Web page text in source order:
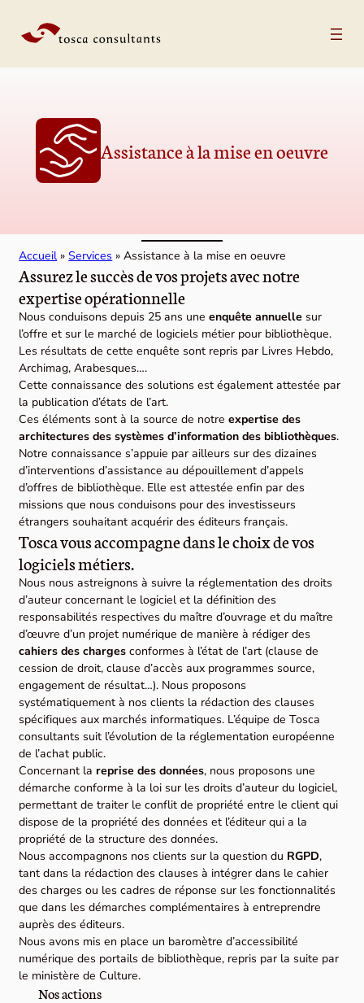
Assistance à la mise en oeuvre
Accueil »Services »Assistance à la mise en oeuvre
Assurez le succès de vos projets avec notre
expertise opérationnelle
Nous conduisons depuis 25 ans uneenquête annuelle sur
l’offre et sur le marché de logiciels métier pour bibliothèque.
Les résultats de cette enquête sont repris par Livres Hebdo,
Archimag, Arabesques….
Cette connaissance des solutions est également attestée par
la publication d’états de l’art.
Ces éléments sont à la source de notreexpertise des
architectures des systèmes d’information des bibliothèques.
Notre connaissance s’appuie par ailleurs sur des dizaines
d’interventions d’assistance au dépouillement d’appels
d’offres de bibliothèque. Elle est attestée enfin par des
missions que nous conduisons pour des investisseurs
étrangers souhaitant acquérir des éditeurs français.
Tosca vous accompagne dans le choix de vos
logiciels métiers.
Nous nous astreignons à suivre la réglementation des droits
d’auteur concernant le logiciel et la définition des
responsabilités respectives du maître d’ouvrage et du maître
d’œuvre d’un projet numérique de manière à rédiger des
cahiers des charges conformes à l’état de l’art (clause de
cession de droit, clause d’accès aux programmes source,
engagement de résultat…). Nous proposons
systématiquement à nos clients la rédaction des clauses
spécifiques aux marchés informatiques. L’équipe de Tosca
consultants suit l’évolution de la réglementation européenne
de l’achat public.
Concernant la reprise des données, nous proposons une
démarche conforme à la loi sur les droits d’auteur du logiciel,
permettant de traiter le conflit de propriété entre le client qui
dispose de la propriété des données et l’éditeur qui a la
propriété de la structure des données.
Nous accompagnons nos clients sur la question du RGPD,
tant dans la rédaction des clauses à intégrer dans le cahier
des charges ou les cadres de réponse sur les fonctionnalités
que dans les démarches complémentaires à entreprendre
auprès des éditeurs.
Nous avons mis en place un baromètre d’accessibilité
numérique des portails de bibliothèque, repris par la suite par
le ministère de Culture.
Nos actions